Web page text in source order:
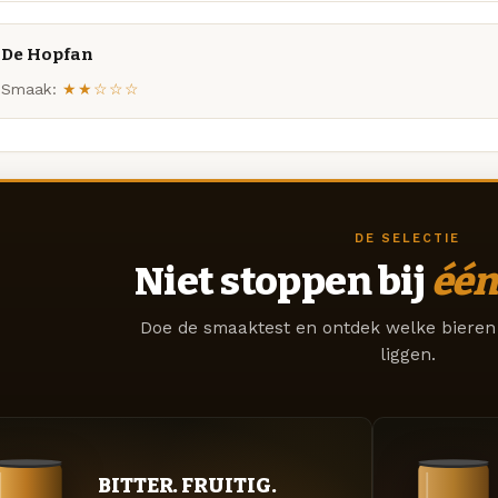
De Hopfan
Smaak: ★★☆☆☆
DE SELECTIE
Niet stoppen bij één
Doe de smaaktest en ontdek welke
liggen.
BITTER. FRUITIG.